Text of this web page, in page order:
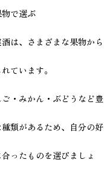
で選ぶ
は、さまざまな果物から
ています。
ご・みかん・ぶどうなど豊
類があるため、自分の好
ったものを選びましょ